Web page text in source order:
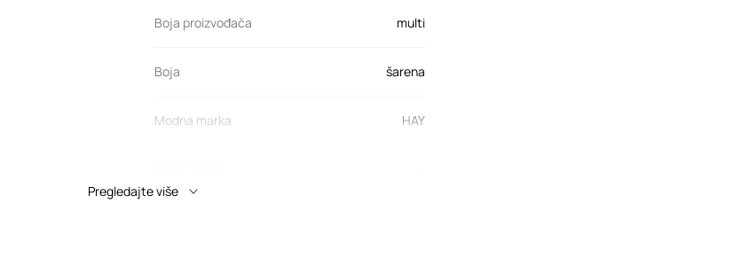
Boja proizvođača multi
Boja šarena
Modna marka HAY
Pregledajte više